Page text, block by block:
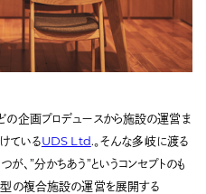
の企画プロデュースから施設の運営ま
ているUDS Ltd.。そんな多岐に渡る
、”分かちあう”というコンセプトのも
型の複合施設の運営を展開する